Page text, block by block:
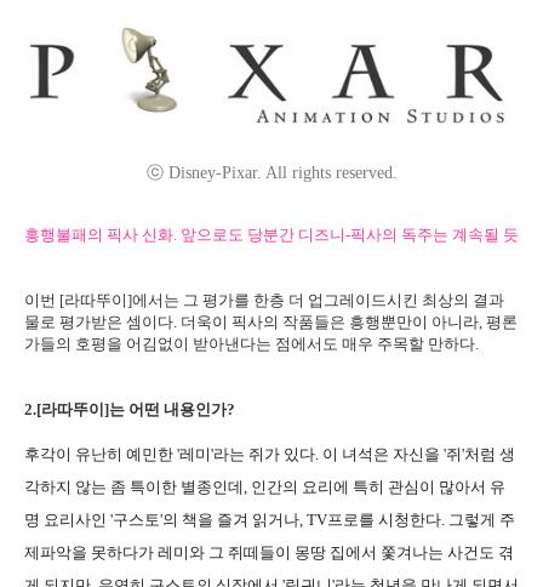
ⓒ Disney-Pixar. All rights reserved.
흥행불패의 픽사 신화. 앞으로도 당분간 디즈니-픽사의 독주는 계속될 듯
이번 [라따뚜이]에서는 그 평가를 한층 더 업그레이드시킨 최상의 결과
물로 평가받은 셈이다. 더욱이 픽사의 작품들은 흥행뿐만이 아니라, 평론
가들의 호평을 어김없이 받아낸다는 점에서도 매우 주목할 만하다.
2.[라따뚜이]는 어떤 내용인가?
후각이 유난히 예민한 '레미'라는 쥐가 있다. 이 녀석은 자신을 '쥐'처럼 생
각하지 않는 좀 특이한 별종인데, 인간의 요리에 특히 관심이 많아서 유
명 요리사인 '구스토'의 책을 즐겨 읽거나, TV프로를 시청한다. 그렇게 주
제파악을 못하다가 레미와 그 쥐떼들이 몽땅 집에서 쫓겨나는 사건도 겪